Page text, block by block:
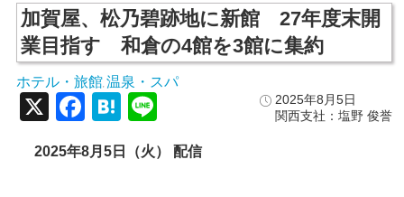
加賀屋、松乃碧跡地に新館 27年度末開
業目指す 和倉の4館を3館に集約
ホテル・旅館 温泉・スパ
2025年8月5日
関西支社：塩野 俊誉
X Facebook
Hatena
2025年8月5日（火） 配信